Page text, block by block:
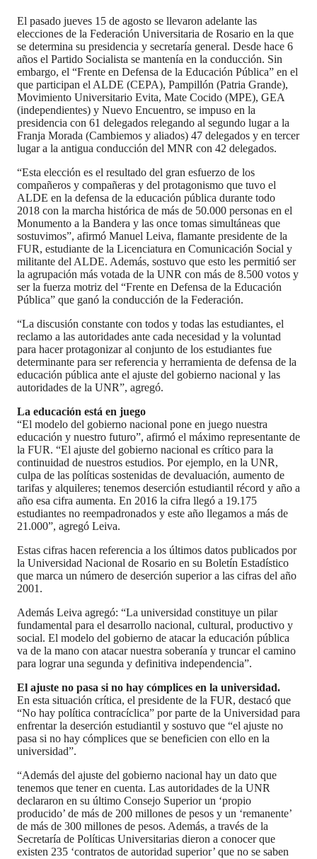
El pasado jueves 15 de agosto se llevaron adelante las
elecciones de la Federación Universitaria de Rosario en la que
se determina su presidencia y secretaría general. Desde hace 6
años el Partido Socialista se mantenía en la conducción. Sin
embargo, el “Frente en Defensa de la Educación Pública” en el
que participan el ALDE (CEPA), Pampillón (Patria Grande),
Movimiento Universitario Evita, Mate Cocido (MPE), GEA
(independientes) y Nuevo Encuentro, se impuso en la
presidencia con 61 delegados relegando al segundo lugar a la
Franja Morada (Cambiemos y aliados) 47 delegados y en tercer
lugar a la antigua conducción del MNR con 42 delegados.
“Esta elección es el resultado del gran esfuerzo de los
compañeros y compañeras y del protagonismo que tuvo el
ALDE en la defensa de la educación pública durante todo
2018 con la marcha histórica de más de 50.000 personas en el
Monumento a la Bandera y las once tomas simultáneas que
sostuvimos”, afirmó Manuel Leiva, flamante presidente de la
FUR, estudiante de la Licenciatura en Comunicación Social y
militante del ALDE. Además, sostuvo que esto les permitió ser
la agrupación más votada de la UNR con más de 8.500 votos y
ser la fuerza motriz del “Frente en Defensa de la Educación
Pública” que ganó la conducción de la Federación.
“La discusión constante con todos y todas las estudiantes, el
reclamo a las autoridades ante cada necesidad y la voluntad
para hacer protagonizar al conjunto de los estudiantes fue
determinante para ser referencia y herramienta de defensa de la
educación pública ante el ajuste del gobierno nacional y las
autoridades de la UNR”, agregó.
La educación está en juego
“El modelo del gobierno nacional pone en juego nuestra
educación y nuestro futuro”, afirmó el máximo representante de
la FUR. “El ajuste del gobierno nacional es crítico para la
continuidad de nuestros estudios. Por ejemplo, en la UNR,
culpa de las políticas sostenidas de devaluación, aumento de
tarifas y alquileres; tenemos deserción estudiantil récord y año a
año esa cifra aumenta. En 2016 la cifra llegó a 19.175
estudiantes no reempadronados y este año llegamos a más de
21.000”, agregó Leiva.
Estas cifras hacen referencia a los últimos datos publicados por
la Universidad Nacional de Rosario en su Boletín Estadístico
que marca un número de deserción superior a las cifras del año
2001.
Además Leiva agregó: “La universidad constituye un pilar
fundamental para el desarrollo nacional, cultural, productivo y
social. El modelo del gobierno de atacar la educación pública
va de la mano con atacar nuestra soberanía y truncar el camino
para lograr una segunda y definitiva independencia”.
El ajuste no pasa si no hay cómplices en la universidad.
En esta situación crítica, el presidente de la FUR, destacó que
“No hay política contracíclica” por parte de la Universidad para
enfrentar la deserción estudiantil y sostuvo que “el ajuste no
pasa si no hay cómplices que se beneficien con ello en la
universidad”.
“Además del ajuste del gobierno nacional hay un dato que
tenemos que tener en cuenta. Las autoridades de la UNR
declararon en su último Consejo Superior un ‘propio
producido’ de más de 200 millones de pesos y un ‘remanente’
de más de 300 millones de pesos. Además, a través de la
Secretaría de Políticas Universitarias dieron a conocer que
existen 235 ‘contratos de autoridad superior’ que no se saben